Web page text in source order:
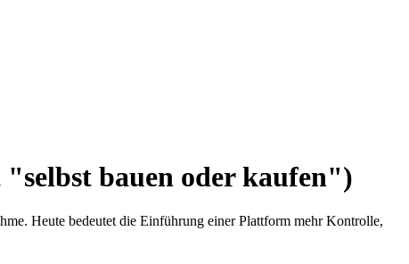
"selbst bauen oder kaufen")
Heute bedeutet die Einführung einer Plattform mehr Kontrolle,